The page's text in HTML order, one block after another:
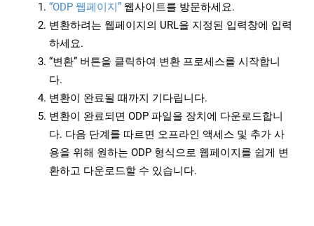
“ODP 웹페이지” 웹사이트를 방문하세요.
변환하려는 웹페이지의 URL을 지정된 입력창에 입력
하세요.
“변환” 버튼을 클릭하여 변환 프로세스를 시작합니
다.
변환이 완료될 때까지 기다립니다.
변환이 완료되면 ODP 파일을 장치에 다운로드합니
다. 다음 단계를 따르면 오프라인 액세스 및 추가 사
용을 위해 원하는 ODP 형식으로 웹페이지를 쉽게 변
환하고 다운로드할 수 있습니다.